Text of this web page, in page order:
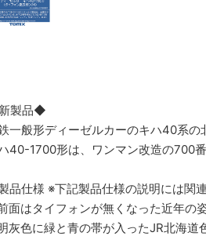
製品◆
一般形ディーゼルカーのキハ40系
40-1700形は、ワンマン改造の700
製品仕様 ※下記製品仕様の説明には関
面はタイフォンが無くなった近年の
灰色に緑と青の帯が入ったJR北海道